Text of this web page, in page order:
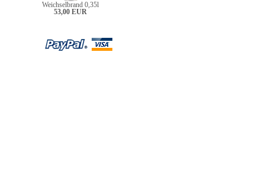
Weichselbrand 0,35l
53,00 EUR